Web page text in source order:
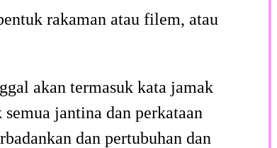
rakaman atau filem, atau
akan termasuk kata jamak
jantina dan perkataan
dan pertubuhan dan